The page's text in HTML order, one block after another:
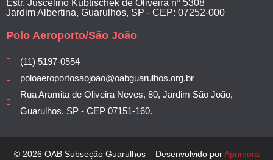
Estr. Juscelino Kubtischek de Oliveira nº 5308
Jardim Albertina, Guarulhos, SP - CEP: 07252-000
Polo Aeroporto/São João
(11) 5197-0554
poloaeroportosaojoao@oabguarulhos.org.br
Rua Aramita de Oliveira Neves, 80, Jardim São João,
Guarulhos, SP - CEP 07151-160.
© 2026 OAB Subseção Guarulhos – Desenvolvido porAprimora